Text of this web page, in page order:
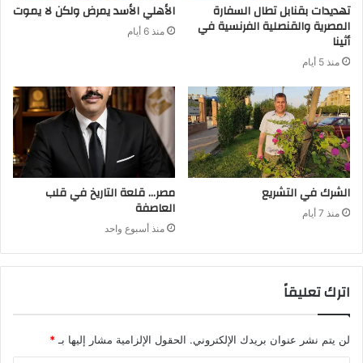
تهديدات بقنابل تطال السفارة
المصرية والقنصلية الفرنسية في
أثينا
منذ 5 أيام
الأهلي الأسد يمرض ولكن لا يموت
منذ 6 أيام
الشرك في التشريع
منذ 7 أيام
مصر… قلعة التاريخ في قلب
العاصفة
منذ أسبوع واحد
اترك تعليقاً
لن يتم نشر عنوان بريدك الإلكتروني. الحقول الإلزامية مشار إليها بـ *